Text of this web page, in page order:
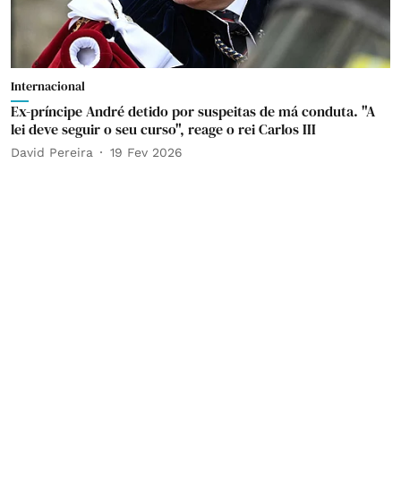
Internacional
Ex-príncipe André detido por suspeitas de má conduta. "A
lei deve seguir o seu curso", reage o rei Carlos III
David Pereira 19 Fev 2026